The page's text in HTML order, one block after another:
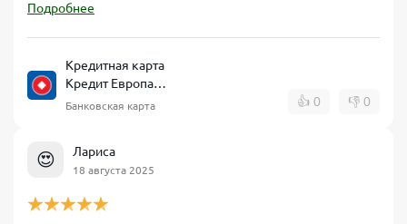
Подробнее
Кредитная карта
Кредит Европа
Банк CARD CREDIT
Банковская карта 👍 0 👎 0
😍 Лариса
18 августа 2025